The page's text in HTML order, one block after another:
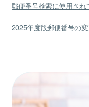
郵便番号検索に使用され
2025年度版郵便番号の